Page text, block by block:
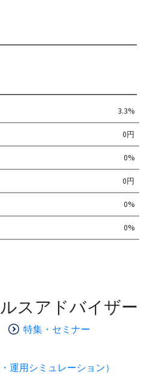
3.3%
0円
0%
0円
0%
0%
スアドバイザー
特集・セミナー
運用シミュレーション）